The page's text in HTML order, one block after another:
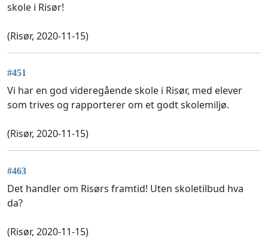
skole i Risør!
(Risør, 2020-11-15)
#451
Vi har en god videregående skole i Risør, med elever
som trives og rapporterer om et godt skolemiljø.
(Risør, 2020-11-15)
#463
Det handler om Risørs framtid! Uten skoletilbud hva
da?
(Risør, 2020-11-15)